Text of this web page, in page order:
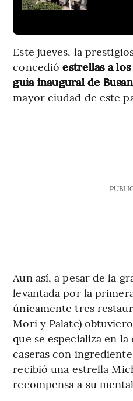
Este jueves, la
concedió estrellas a
guía inaugural de Busan
mayor ciudad de este
Aun así, a pesar de la
levantada por la
únicamente tres
Mori y Palate)
que se especializa en
caseras con
recibió una estrella
recompensa a su